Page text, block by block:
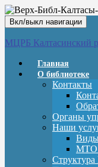
Вкл/выкл навигации
МЦРБ Калтасинский
Главная
О библиотеке
Контакты
Органы
Наши
МТО